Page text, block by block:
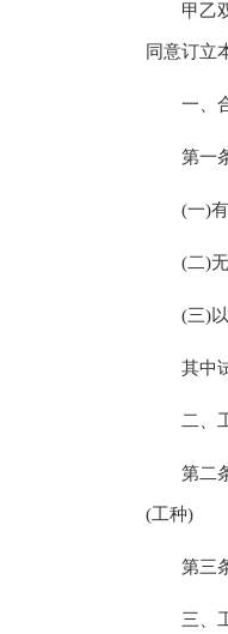
甲乙双
同意订立
一、合
第一条
(一)有固
(二)无固
(三)以完
其中试
二、工
第二条
(工种)
第三条
三、工